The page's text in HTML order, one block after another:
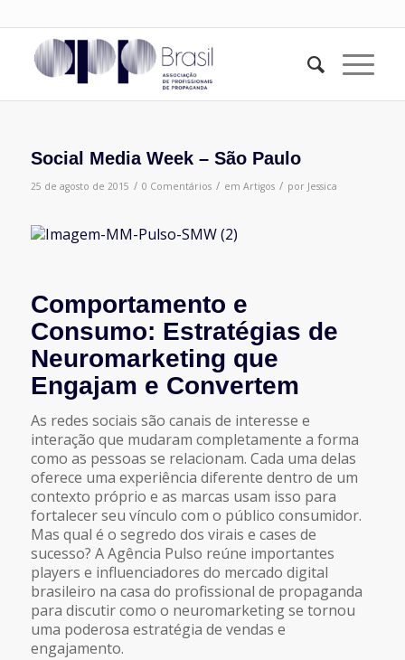
Social Media Week – São Paulo
25 de agosto de 2015 / 0 Comentários / em Artigos / por Jessica
Comportamento e
Consumo: Estratégias de
Neuromarketing que
Engajam e Convertem
As redes sociais são canais de interesse e
interação que mudaram completamente a forma
como as pessoas se relacionam. Cada uma delas
oferece uma experiência diferente dentro de um
contexto próprio e as marcas usam isso para
fortalecer seu vínculo com o público consumidor.
Mas qual é o segredo dos virais e cases de
sucesso? A Agência Pulso reúne importantes
players e influenciadores do mercado digital
brasileiro na casa do profissional de propaganda
para discutir como o neuromarketing se tornou
uma poderosa estratégia de vendas e
engajamento.